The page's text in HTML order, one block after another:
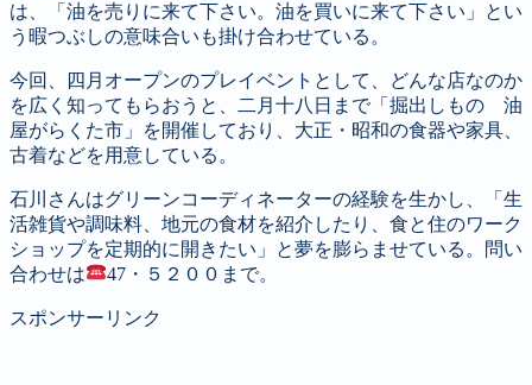
は、「油を売りに来て下さい。油を買いに来て下さい」とい
う暇つぶしの意味合いも掛け合わせている。
今回、四月オープンのプレイベントとして、どんな店なのか
を広く知ってもらおうと、二月十八日まで「掘出しもの 油
屋がらくた市」を開催しており、大正・昭和の食器や家具、
古着などを用意している。
石川さんはグリーンコーディネーターの経験を生かし、「生
活雑貨や調味料、地元の食材を紹介したり、食と住のワーク
ショップを定期的に開きたい」と夢を膨らませている。問い
合わせは
47・５２００まで。
スポンサーリンク